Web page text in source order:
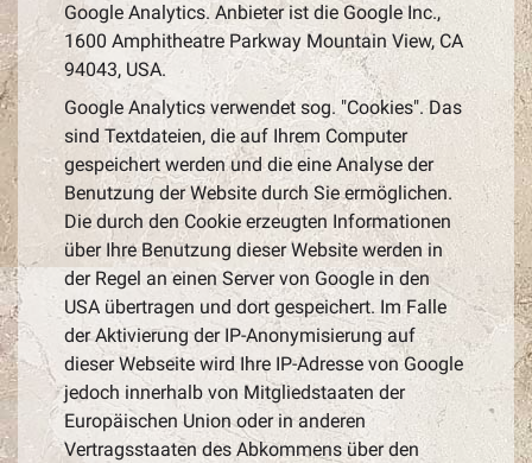
Google Analytics. Anbieter ist die Google Inc.,
1600 Amphitheatre Parkway Mountain View, CA
94043, USA.
Google Analytics verwendet sog. "Cookies". Das
sind Textdateien, die auf Ihrem Computer
gespeichert werden und die eine Analyse der
Benutzung der Website durch Sie ermöglichen.
Die durch den Cookie erzeugten Informationen
über Ihre Benutzung dieser Website werden in
der Regel an einen Server von Google in den
USA übertragen und dort gespeichert. Im Falle
der Aktivierung der IP-Anonymisierung auf
dieser Webseite wird Ihre IP-Adresse von Google
jedoch innerhalb von Mitgliedstaaten der
Europäischen Union oder in anderen
Vertragsstaaten des Abkommens über den